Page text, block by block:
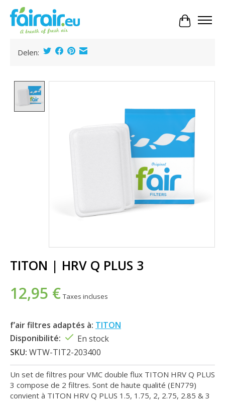
Panier
Delen:
TITON | HRV Q PLUS 3
12,95 € Taxes incluses
f’air filtres adaptés à: TITON
Disponibilité:
En stock
SKU: WTW-TIT2-203400
Un set de filtres pour VMC double flux TITON HRV Q PLUS
3 compose de 2 filtres. Sont de haute qualité (EN779)
convient à TITON HRV Q PLUS 1.5, 1.75, 2, 2.75, 2.85 & 3